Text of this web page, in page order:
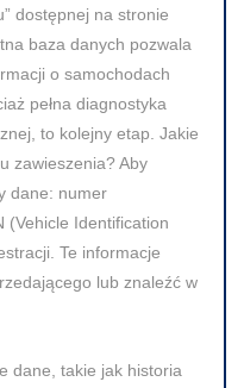
dostępnej na stronie
baza danych pozwala
o samochodach
pełna diagnostyka
to kolejny etap. Jakie
zawieszenia? Aby
dane: numer
(Vehicle Identification
Te informacje
lub znaleźć w
dane, takie jak historia